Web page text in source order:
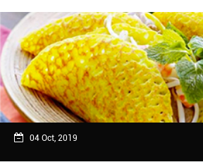
04 Oct, 2019